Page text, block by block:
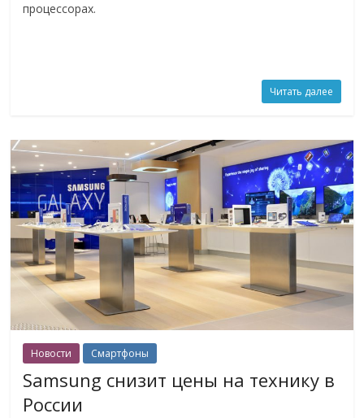
процессорах.
Читать далее
Новости Смартфоны
Samsung снизит цены на технику в
России